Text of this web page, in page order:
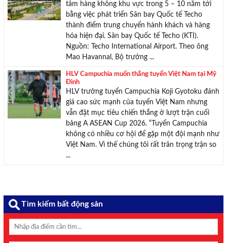
tâm hàng không khu vực trong 5 – 10 năm tới
bằng việc phát triển Sân bay Quốc tế Techo
thành điểm trung chuyển hành khách và hàng
hóa hiện đại. Sân bay Quốc tế Techo (KTI).
Nguồn: Techo International Airport. Theo ông
Mao Havannal, Bộ trưởng ...
HLV Campuchia muốn thắng tuyển Việt Nam tại Mỹ
Đình
HLV trưởng tuyển Campuchia Koji Gyotoku đánh
giá cao sức mạnh của tuyển Việt Nam nhưng
vẫn đặt mục tiêu chiến thắng ở lượt trận cuối
bảng A ASEAN Cup 2026. “Tuyển Campuchia
không có nhiều cơ hội để gặp một đội mạnh như
Việt Nam. Vì thế chúng tôi rất trân trọng trận so
...
Tìm kiếm bất động sản